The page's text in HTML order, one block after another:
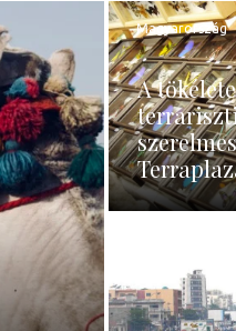
Magyarország
A